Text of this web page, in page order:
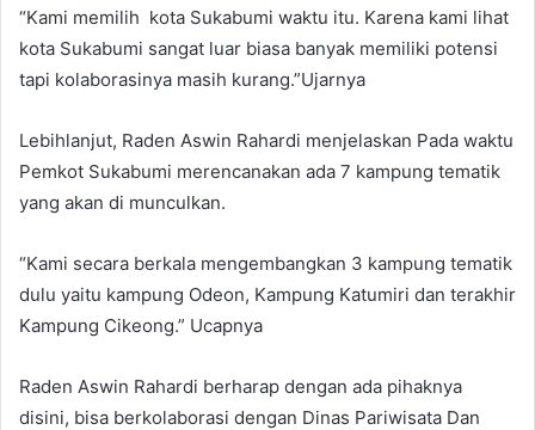
“Kami memilih kota Sukabumi waktu itu. Karena kami lihat
kota Sukabumi sangat luar biasa banyak memiliki potensi
tapi kolaborasinya masih kurang.”Ujarnya
Lebihlanjut, Raden Aswin Rahardi menjelaskan Pada waktu
Pemkot Sukabumi merencanakan ada 7 kampung tematik
yang akan di munculkan.
“Kami secara berkala mengembangkan 3 kampung tematik
dulu yaitu kampung Odeon, Kampung Katumiri dan terakhir
Kampung Cikeong.” Ucapnya
Raden Aswin Rahardi berharap dengan ada pihaknya
disini, bisa berkolaborasi dengan Dinas Pariwisata Dan